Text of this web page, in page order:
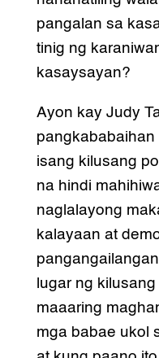
pangalan sa
tinig ng
kasaysayan?
Ayon kay Judy
pangkababaihan
isang kilusang
na hindi
naglalayong
kalayaan at
lugar ng
maaaring
mga babae ukol